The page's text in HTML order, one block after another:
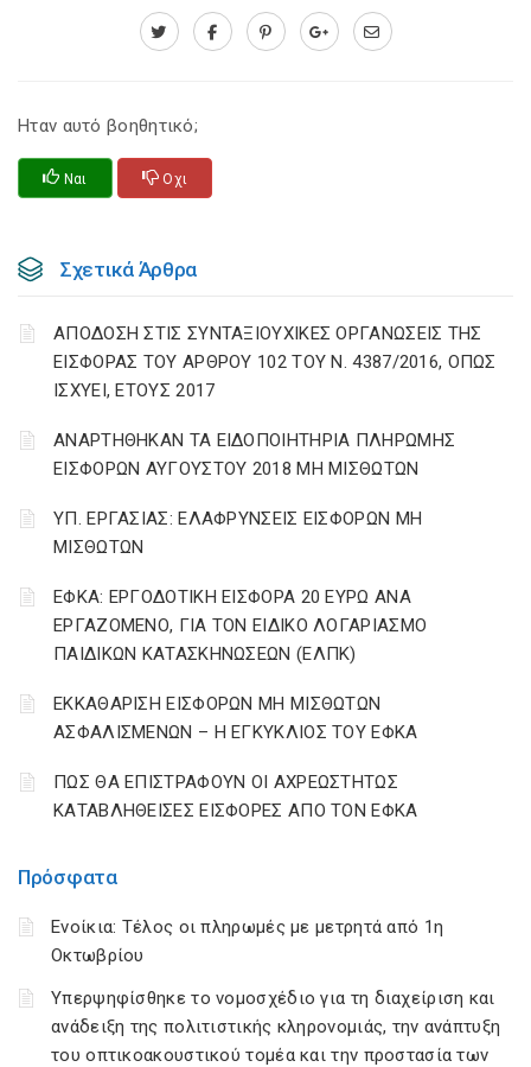
Πρόσφατα
Ενοίκια: Τέλος οι πληρωμές με μετρητά από 1η
Οκτωβρίου
Υπερψηφίσθηκε το νομοσχέδιο για τη διαχείριση και
ανάδειξη της πολιτιστικής κληρονομιάς, την ανάπτυξη
του οπτικοακουστικού τομέα και την προστασία των
Ηταν αυτό βοηθητικό;
Ναι Οχι
Σχετικά Άρθρα
ΑΠΟΔΟΣΗ ΣΤΙΣ ΣΥΝΤΑΞΙΟΥΧΙΚΕΣ ΟΡΓΑΝΩΣΕΙΣ ΤΗΣ
ΕΙΣΦΟΡΑΣ ΤΟΥ ΑΡΘΡΟΥ 102 ΤΟΥ Ν. 4387/2016, ΟΠΩΣ
ΙΣΧΥΕΙ, ΕΤΟΥΣ 2017
ΑΝΑΡΤΗΘΗΚΑΝ ΤΑ ΕΙΔΟΠΟΙΗΤΗΡΙΑ ΠΛΗΡΩΜΗΣ
ΕΙΣΦΟΡΩΝ ΑΥΓΟΥΣΤΟΥ 2018 ΜΗ ΜΙΣΘΩΤΩΝ
ΥΠ. ΕΡΓΑΣΙΑΣ: ΕΛΑΦΡΥΝΣΕΙΣ ΕΙΣΦΟΡΩΝ ΜΗ
ΜΙΣΘΩΤΩΝ
ΕΦΚΑ: ΕΡΓΟΔΟΤΙΚΗ ΕΙΣΦΟΡΑ 20 ΕΥΡΩ ΑΝΑ
ΕΡΓΑΖΟΜΕΝΟ, ΓΙΑ ΤΟΝ ΕΙΔΙΚΟ ΛΟΓΑΡΙΑΣΜΟ
ΠΑΙΔΙΚΩΝ ΚΑΤΑΣΚΗΝΩΣΕΩΝ (ΕΛΠΚ)
ΕΚΚΑΘΑΡΙΣΗ ΕΙΣΦΟΡΩΝ ΜΗ ΜΙΣΘΩΤΩΝ
ΑΣΦΑΛΙΣΜΕΝΩΝ – Η ΕΓΚΥΚΛΙΟΣ ΤΟΥ ΕΦΚΑ
ΠΩΣ ΘΑ ΕΠΙΣΤΡΑΦΟΥΝ ΟΙ ΑΧΡΕΩΣΤΗΤΩΣ
ΚΑΤΑΒΛΗΘΕΙΣΕΣ ΕΙΣΦΟΡΕΣ ΑΠΟ ΤΟΝ ΕΦΚΑ